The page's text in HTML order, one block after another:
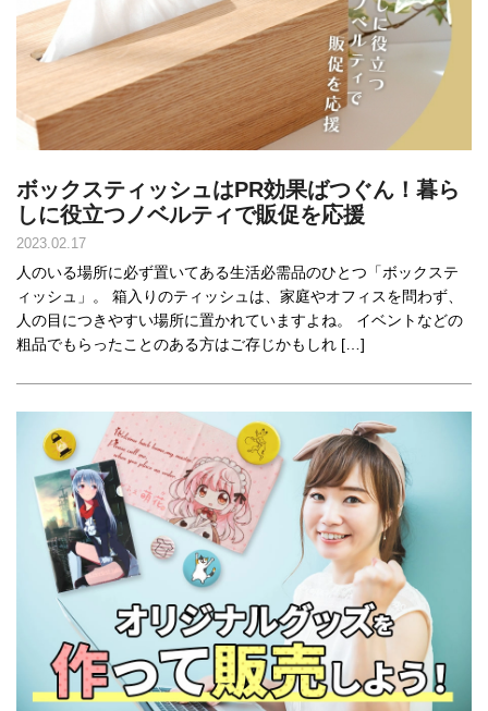
ボックスティッシュはPR効果ばつぐん！暮ら
しに役立つノベルティで販促を応援
2023.02.17
人のいる場所に必ず置いてある生活必需品のひとつ「ボックステ
ィッシュ」。 箱入りのティッシュは、家庭やオフィスを問わず、
人の目につきやすい場所に置かれていますよね。 イベントなどの
粗品でもらったことのある方はご存じかもしれ […]